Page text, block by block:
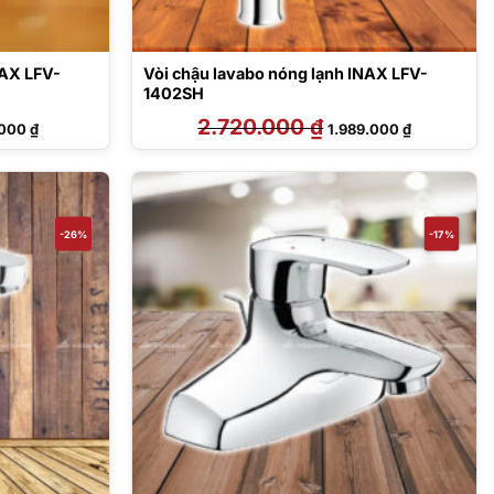
LFV-
₫Giá
hiện
tại
1.568.000 ₫.
Vòi chậu lavabo nóng lạnh INAX LFV-
1402SH
2.720.000₫ Giá
gốc
là:
1.989.000₫Giá
hiện
tại
1.989.000
-26% -17%